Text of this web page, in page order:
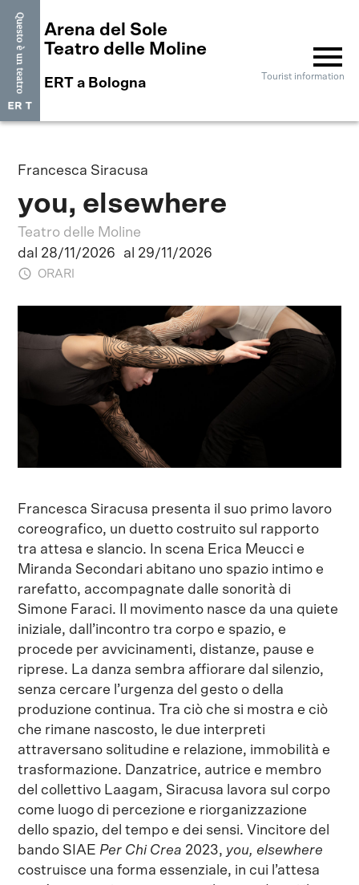
Arena del Sole
Teatro delle Moline
ERT a Bologna
menu
Tourist information
Francesca Siracusa
you, elsewhere
Teatro delle Moline
dal 28/11/2026
al 29/11/2026
ORARI
Francesca Siracusa presenta il suo primo lavoro
coreografico, un duetto costruito sul rapporto
tra attesa e slancio. In scena Erica Meucci e
Miranda Secondari abitano uno spazio intimo e
rarefatto, accompagnate dalle sonorità di
Simone Faraci. Il movimento nasce da una quiete
iniziale, dall’incontro tra corpo e spazio, e
procede per avvicinamenti, distanze, pause e
riprese. La danza sembra affiorare dal silenzio,
senza cercare l’urgenza del gesto o della
produzione continua. Tra ciò che si mostra e ciò
che rimane nascosto, le due interpreti
attraversano solitudine e relazione, immobilità e
trasformazione. Danzatrice, autrice e membro
del collettivo Laagam, Siracusa lavora sul corpo
come luogo di percezione e riorganizzazione
dello spazio, del tempo e dei sensi. Vincitore del
bando SIAE Per Chi Crea 2023, you, elsewhere
costruisce una forma essenziale, in cui l’attesa